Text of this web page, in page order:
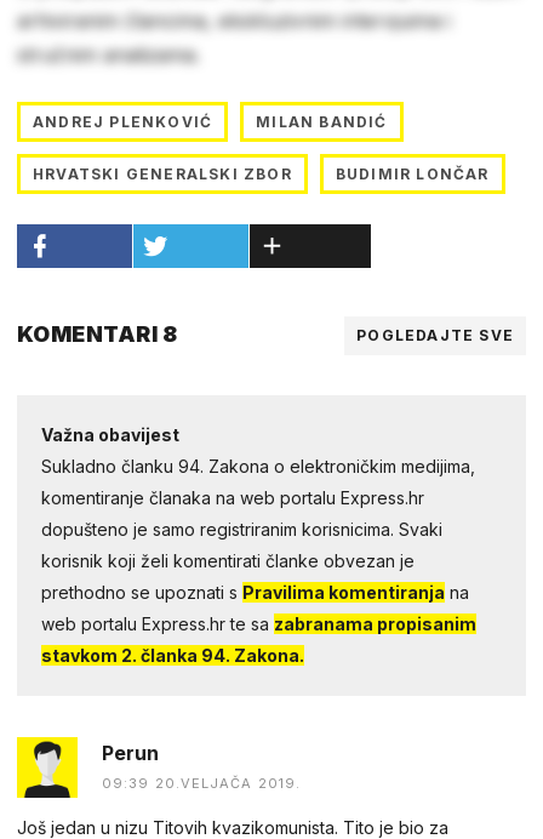
arhiviranim člancima, ekskluzivnim intervjuima i
stručnim analizama.
ANDREJ PLENKOVIĆ MILAN BANDIĆ
HRVATSKI GENERALSKI ZBOR BUDIMIR LONČAR
KOMENTARI 8 POGLEDAJTE SVE
Važna obavijest
Sukladno članku 94. Zakona o elektroničkim medijima,
komentiranje članaka na web portalu Express.hr
dopušteno je samo registriranim korisnicima. Svaki
korisnik koji želi komentirati članke obvezan je
prethodno se upoznati s Pravilima komentiranja na
web portalu Express.hr te sa zabranama propisanim
stavkom 2. članka 94. Zakona.
Perun
09:39 20.VELJAČA 2019.
Još jedan u nizu Titovih kvazikomunista. Tito je bio za